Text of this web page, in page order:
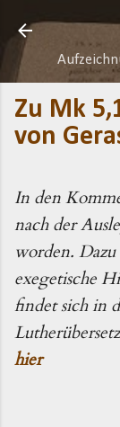
Zu Mk
von
In den
nach der
worden.
exegetische
findet sich in
hier